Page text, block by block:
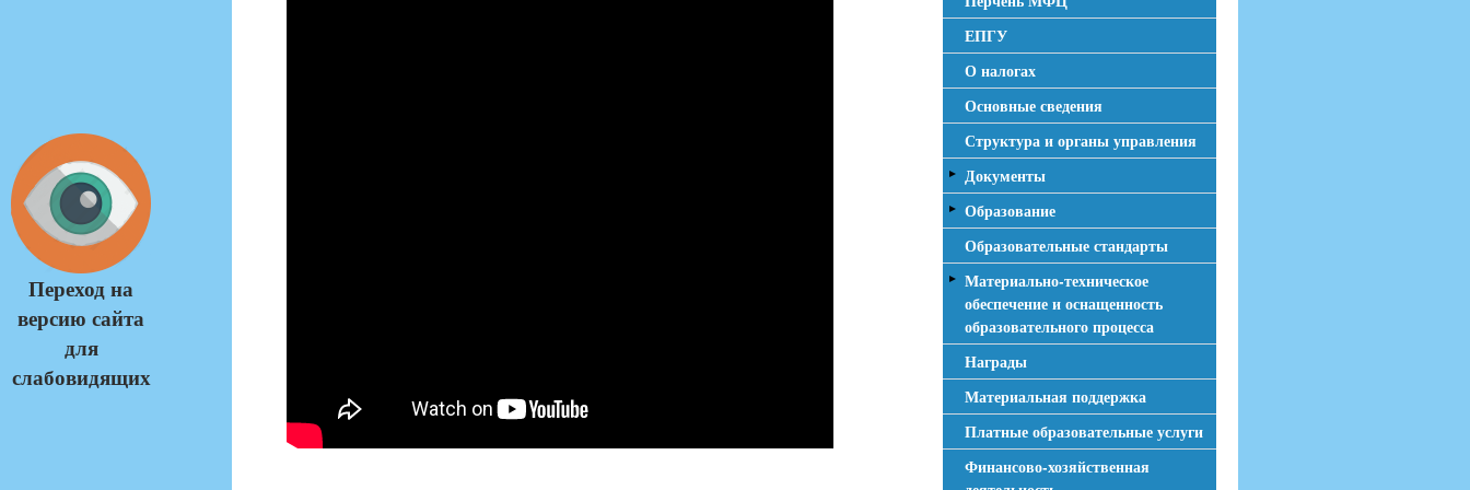
Переход на
версию сайта
для
слабовидящих
ЕПГУ
О налогах
Основные сведения
Структура и органы управления
Документы
Образование
Образовательные стандарты
Материально-техническое
обеспечение и оснащенность
образовательного процесса
Награды
Материальная поддержка
Платные образовательные услуги
Финансово-хозяйственная